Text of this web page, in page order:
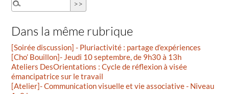
Dans la même rubrique
[Soirée discussion] - Pluriactivité : partage d’expériences
[Cho’ Bouillon]- Jeudi 10 septembre, de 9h30 à 13h
Ateliers DesOrientations : Cycle de réflexion à visée
émancipatrice sur le travail
[Atelier]- Communication visuelle et vie associative - Niveau